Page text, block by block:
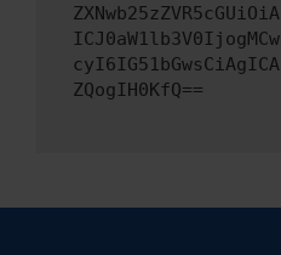
ZQogIH0KfQ==